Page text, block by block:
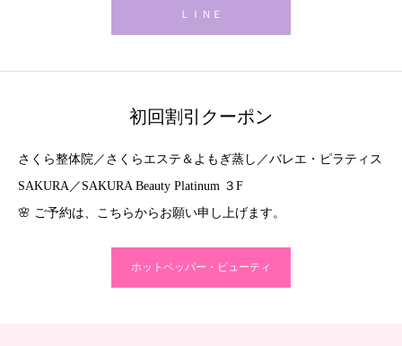
ＬＩＮＥ
初回割引クーポン
さくら整体院／さくらエステ＆よもぎ蒸し／バレエ・ピラティス
SAKURA／SAKURA Beauty Platinum ３F
🌸 ご予約は、こちらからお願い申し上げます。
ホットペッパー・ビューティ